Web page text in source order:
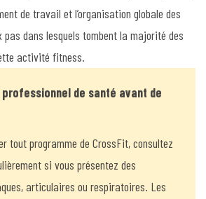
de travail et l’organisation globale des
dans lesquels tombent la majorité des
activité fitness.
professionnel de santé avant de
tout programme de CrossFit, consultez
si vous présentez des
articulaires ou respiratoires. Les